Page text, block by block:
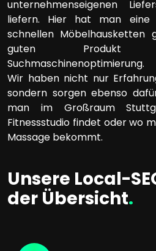
unternehmenseigenen
liefern. Hier hat man eine
schnellen Möbelhausketten
guten Produkt
Suchmaschinenoptimierung.
Wir haben nicht nur
sondern sorgen ebenso
man im Großraum
Fitnessstudio findet oder wo
Massage bekommt.
Unsere Local-
der Übersicht.